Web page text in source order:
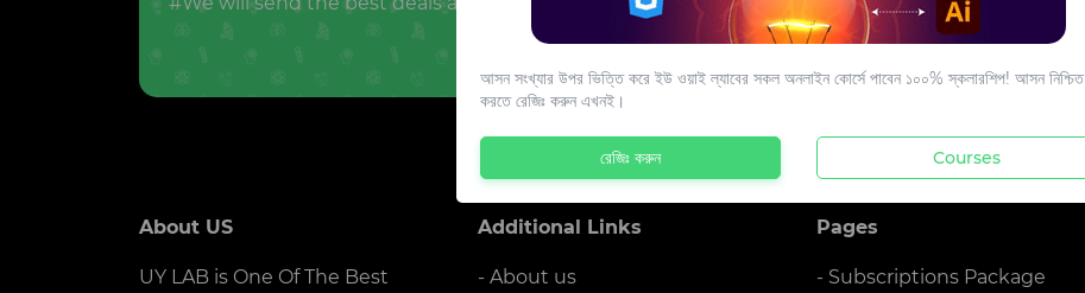
About US
UY LAB is One Of The Best
Additional Links
- About us
Pages
- Subscriptions Package
আসন সংখ্যার উপর ভিত্তি করে ইউ ওয়াই ল্যাবের সকল অনলাইন কোর্সে পাবেন ১০০% স্কলারশিপ! আসন নিশ্চিত
করতে রেজিঃ করুন এখনই।
রেজিঃ করুন Courses